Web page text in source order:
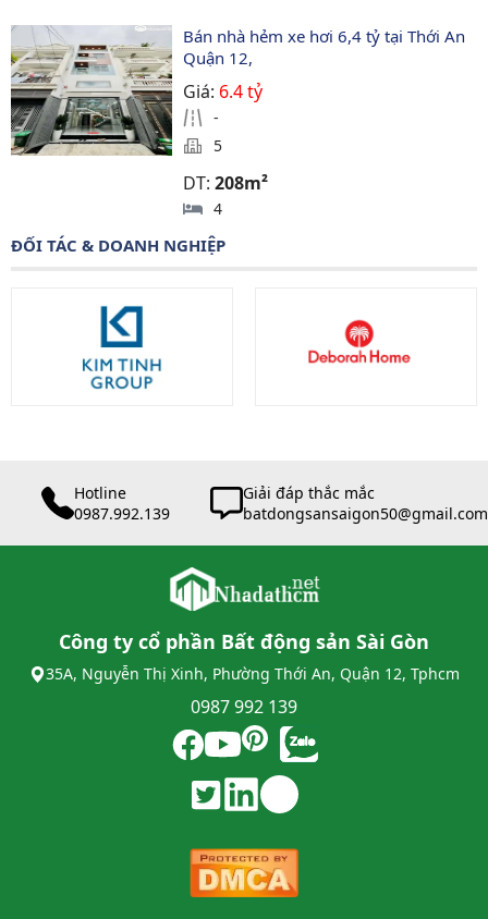
Bán nhà hẻm xe hơi 6,4 tỷ tại Thới An
Quận 12,
Giá: 6.4 tỷ
-
5
DT:208m²
4
ĐỐI TÁC & DOANH NGHIỆP
Hotline
0987.992.139
Giải đáp thắc mắc
batdongsansaigon50@gmail.com
Công ty cổ phần Bất động sản Sài Gòn
35A, Nguyễn Thị Xinh, Phường Thới An, Quận 12, Tphcm
0987 992 139